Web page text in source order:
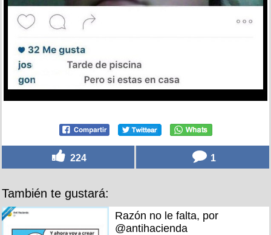
224 1
También te gustará:
Razón no le falta, por
@antihacienda